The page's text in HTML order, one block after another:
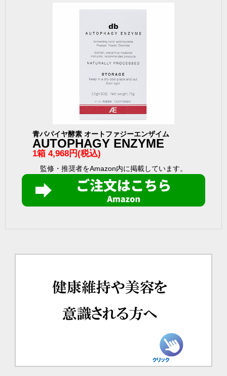
青パパイヤ酵素 オートファジーエンザイム
AUTOPHAGY ENZYME
1箱 4,968円(税込)
監修・推奨者をAmazon内に掲載しています。